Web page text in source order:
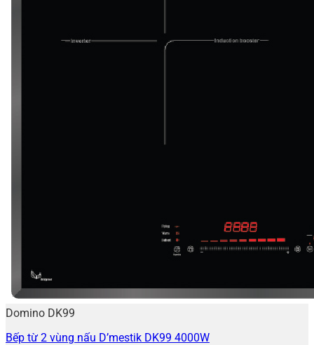
Domino DK99
Bếp từ 2 vùng nấu D’mestik DK99 4000W